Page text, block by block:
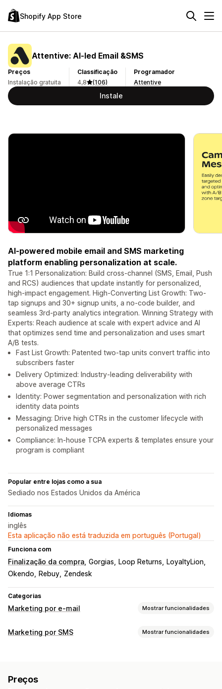
Shopify App Store
Attentive: AI‑led Email &SMS
Preços
Instalação gratuita
Classificação
4,8
(106)
Programador
Attentive
Instale
AI-powered mobile email and SMS marketing
platform enabling personalization at scale.
True 1:1 Personalization: Build cross-channel (SMS, Email, Push
and RCS) audiences that update instantly for personalized,
high-impact engagement. High-Converting List Growth: Two-
tap signups and 30+ signup units, a no-code builder, and
seamless 3rd-party analytics integration. Winning Strategy with
Experts: Reach audience at scale with expert advice and AI
that optimizes send time and personalization and uses smart
A/B tests.
Fast List Growth: Patented two-tap units convert traffic into
subscribers faster
Delivery Optimized: Industry-leading deliverability with
above average CTRs
Identity: Power segmentation and personalization with rich
identity data points
Messaging: Drive high CTRs in the customer lifecycle with
personalized messages
Compliance: In-house TCPA experts & templates ensure your
program is compliant
Popular entre lojas como a sua
Sediado nos Estados Unidos da América
Idiomas
inglês
Esta aplicação não está traduzida em português (Portugal)
Funciona com
Finalização da compra Gorgias Loop Returns
LoyaltyLion
Okendo
Rebuy Zendesk
Categorias
Marketing por e-mail Mostrar funcionalidades
Tipos de campanhas
Campanhas personalizadas
Marketing por SMS Mostrar funcionalidades
Análise de dados em tempo real
Preços